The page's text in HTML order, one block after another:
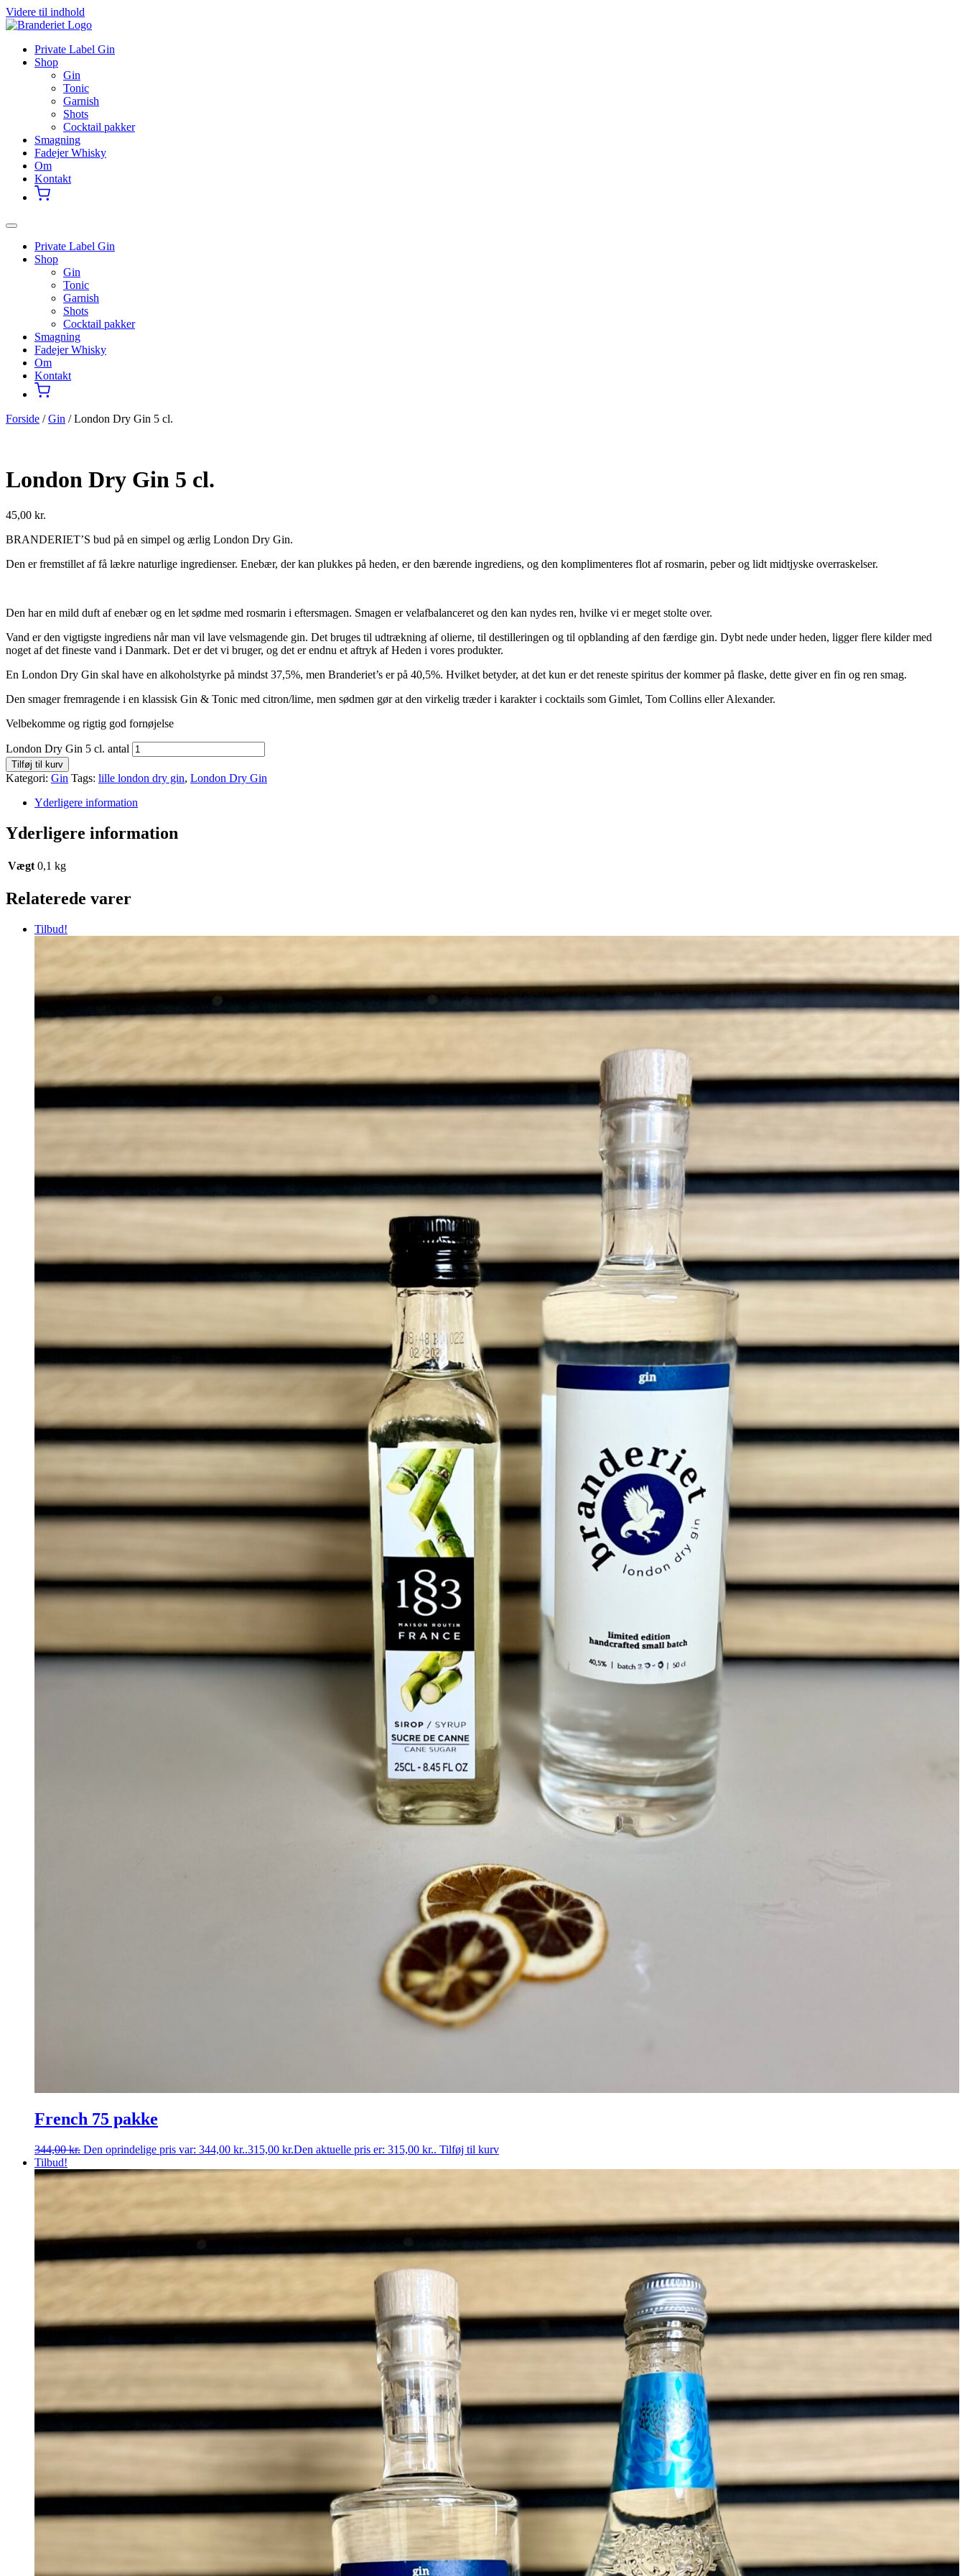
Videre til indhold
Private Label Gin
Shop
Gin
Tonic
Garnish
Shots
Cocktail pakker
Smagning
Fadejer Whisky
Om
Kontakt
Private Label Gin
Shop
Gin
Tonic
Garnish
Shots
Cocktail pakker
Smagning
Fadejer Whisky
Om
Kontakt
Forside /Gin / London Dry Gin 5 cl.
London Dry Gin 5 cl.
45,00 kr.
BRANDERIET’S bud på en simpel og ærlig London Dry Gin.
Den er fremstillet af få lækre naturlige ingredienser. Enebær, der kan plukkes på heden, er den bærende ingrediens, og den komplimenteres flot af rosmarin, peber og lidt midtjyske overraskelser.
Den har en mild duft af enebær og en let sødme med rosmarin i eftersmagen. Smagen er velafbalanceret og den kan nydes ren, hvilke vi er meget stolte over.
Vand er den vigtigste ingrediens når man vil lave velsmagende gin. Det bruges til udtrækning af olierne, til destilleringen og til opblanding af den færdige gin. Dybt nede under heden, ligger flere kilder med
noget af det fineste vand i Danmark. Det er det vi bruger, og det er endnu et aftryk af Heden i vores produkter.
En London Dry Gin skal have en alkoholstyrke på mindst 37,5%, men Branderiet’s er på 40,5%. Hvilket betyder, at det kun er det reneste spiritus der kommer på flaske, dette giver en fin og ren smag.
Den smager fremragende i en klassisk Gin & Tonic med citron/lime, men sødmen gør at den virkelig træder i karakter i cocktails som Gimlet, Tom Collins eller Alexander.
Velbekomme og rigtig god fornøjelse
London Dry Gin 5 cl. antal
Tilføj til kurv
Kategori: Gin Tags: lille london dry gin, London Dry Gin
Yderligere information
Yderligere information
Vægt 0,1 kg
Relaterede varer
Tilbud!
French 75 pakke
344,00kr. Den oprindelige pris var: 344,00 kr..315,00 kr.Den aktuelle pris er: 315,00 kr.. Tilføj til kurv
Tilbud!